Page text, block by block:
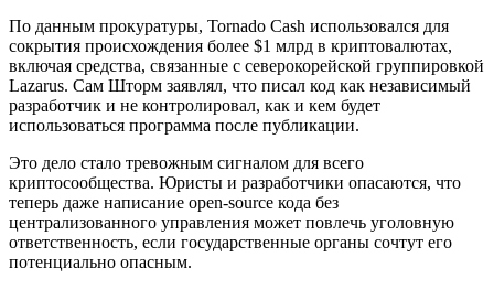
По данным прокуратуры, Tornado Cash использовался для
сокрытия происхождения более $1 млрд в криптовалютах,
включая средства, связанные с северокорейской группировкой
Lazarus. Сам Шторм заявлял, что писал код как независимый
разработчик и не контролировал, как и кем будет
использоваться программа после публикации.
Это дело стало тревожным сигналом для всего
криптосообщества. Юристы и разработчики опасаются, что
теперь даже написание open-source кода без
централизованного управления может повлечь уголовную
ответственность, если государственные органы сочтут его
потенциально опасным.